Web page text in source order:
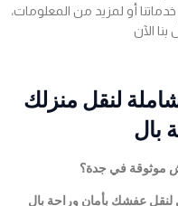
أو لمزيد من المعلومات،
لنقل منزلك
بال
في جدة؟